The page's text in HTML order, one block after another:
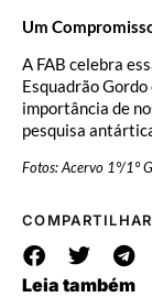
Um
A FAB celebra
Esquadrão
importância de
pesquisa
Fotos: Acervo 1°/1°
Leia também